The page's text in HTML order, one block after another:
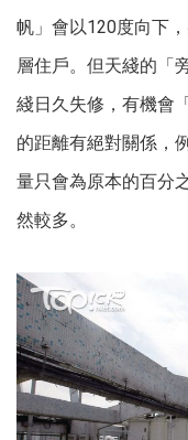
帆」會以120度向下
層住戶。但天綫的「
綫日久失修，有機會
的距離有絕對關係，
量只會為原本的百分
然較多。